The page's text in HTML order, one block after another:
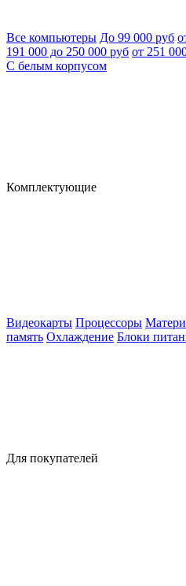
Все компьютеры До 99 000 руб
191 000 до 250 000 руб от 251
С белым корпусом
Комплектующие
Видеокарты Процессоры
память Охлаждение Блоки
Для покупателей